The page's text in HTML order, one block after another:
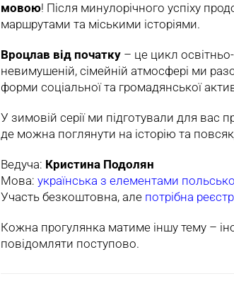
мовою! Після минулорічного успіху
маршрутами та міськими історіями.
Вроцлав від початку – це цикл
невимушеній, сімейній атмосфері ми
форми соціальної та громадянської
У зимовій серії ми підготували для вас
де можна поглянути на історію та
Ведуча: Кристина Подолян
Мова: українська з елементами
Участь безкоштовна, але потрібна
Кожна прогулянка матиме іншу тему –
повідомляти поступово.